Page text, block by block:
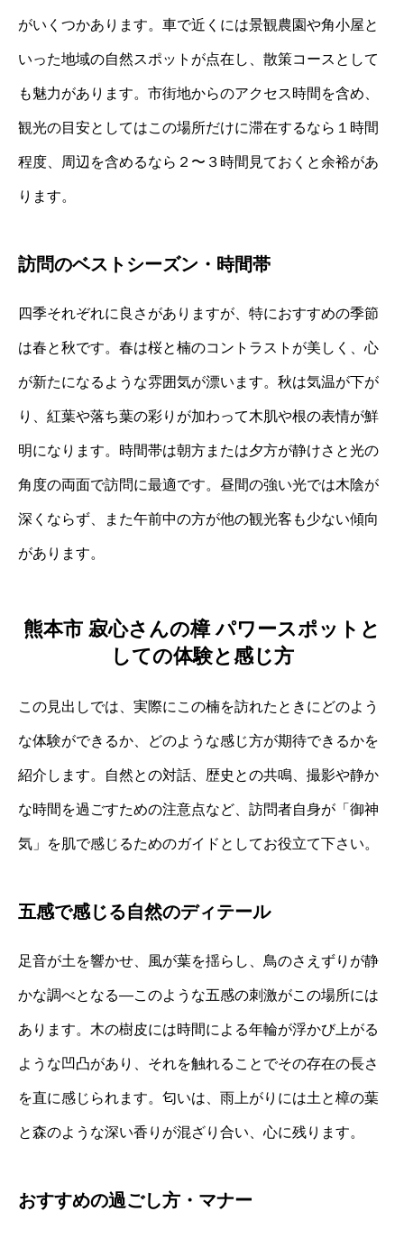
がいくつかあります。車で近くには景観農園や角小屋と
いった地域の自然スポットが点在し、散策コースとして
も魅力があります。市街地からのアクセス時間を含め、
観光の目安としてはこの場所だけに滞在するなら１時間
程度、周辺を含めるなら２〜３時間見ておくと余裕があ
ります。
訪問のベストシーズン・時間帯
四季それぞれに良さがありますが、特におすすめの季節
は春と秋です。春は桜と楠のコントラストが美しく、心
が新たになるような雰囲気が漂います。秋は気温が下が
り、紅葉や落ち葉の彩りが加わって木肌や根の表情が鮮
明になります。時間帯は朝方または夕方が静けさと光の
角度の両面で訪問に最適です。昼間の強い光では木陰が
深くならず、また午前中の方が他の観光客も少ない傾向
があります。
熊本市 寂心さんの樟 パワースポットと
しての体験と感じ方
この見出しでは、実際にこの楠を訪れたときにどのよう
な体験ができるか、どのような感じ方が期待できるかを
紹介します。自然との対話、歴史との共鳴、撮影や静か
な時間を過ごすための注意点など、訪問者自身が「御神
気」を肌で感じるためのガイドとしてお役立て下さい。
五感で感じる自然のディテール
足音が土を響かせ、風が葉を揺らし、鳥のさえずりが静
かな調べとなる―このような五感の刺激がこの場所には
あります。木の樹皮には時間による年輪が浮かび上がる
ような凹凸があり、それを触れることでその存在の長さ
を直に感じられます。匂いは、雨上がりには土と樟の葉
と森のような深い香りが混ざり合い、心に残ります。
おすすめの過ごし方・マナー